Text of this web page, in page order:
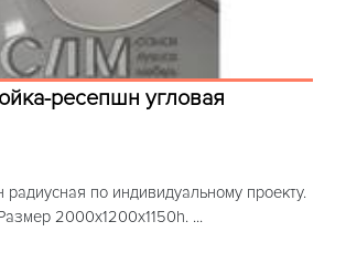
ресепшн угловая
радиусная по индивидуальному проекту.
2000х1200х1150h. ...